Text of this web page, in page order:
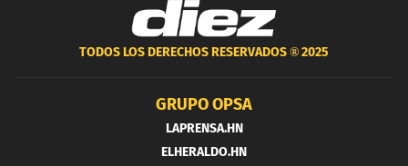
TODOS LOS DERECHOS RESERVADOS ®2025
GRUPO OPSA
LAPRENSA.HN
ELHERALDO.HN